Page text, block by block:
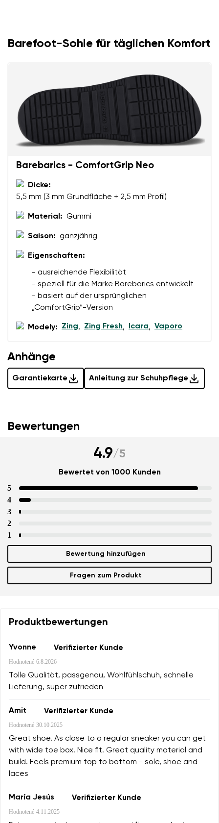
Bestätigen
Barefoot-Sohle für täglichen Komfort
Barebarics - ComfortGrip Neo
Dicke:
5,5 mm (3 mm Grundfläche + 2,5 mm Profil)
Material: Gummi
Saison: ganzjährig
Eigenschaften:
- ausreichende Flexibilität
- speziell für die Marke Barebarics entwickelt
- basiert auf der ursprünglichen
„ComfortGrip“-Version
Modely: Zing, Zing Fresh, Icara, Vaporo
Anhänge
Garantiekarte Anleitung zur Schuhpflege
Ich bin mit der Verarbeitung der eingegebenen
personenbezogenen Daten im Sinne von
dieser
Bedingungen
einverstanden.
Bewertungen
4.9/5
Bewertet von 1000 Kunden
5
4
3
2
1
Bewertung hinzufügen
Fragen zum Produkt
Produktbewertungen
Yvonne Verifizierter Kunde
Hodnotené 6.8.2026
Tolle Qualität, passgenau, Wohlfühlschuh, schnelle
Lieferung, super zufrieden
Amit Verifizierter Kunde
Hodnotené 30.10.2025
Great shoe. As close to a regular sneaker you can get
with wide toe box. Nice fit. Great quality material and
build. Feels premium top to bottom - sole, shoe and
laces
María Jesús Verifizierter Kunde
Hodnotené 4.11.2025
Bewertung
Ich bin mit der Verarbeitung der eingegebenen
personenbezogenen Daten im Sinne von
einverstanden.
Bewertung hinzufügen